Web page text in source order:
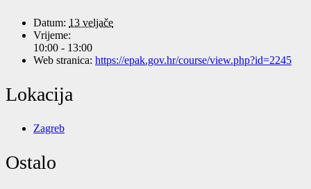
Datum: 13 veljače
Vrijeme:
10:00 - 13:00
Web stranica: https://epak.gov.hr/course/view.php?id=2245
Lokacija
Zagreb
Ostalo